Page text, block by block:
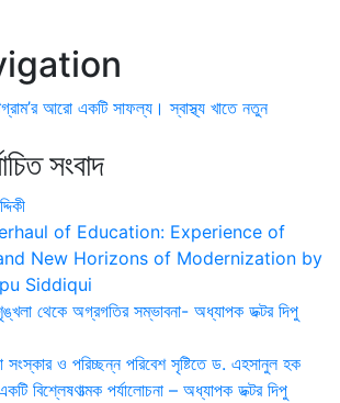
আরো একটি সাফল্য। স্বাস্থ্য খাতে নতুন
সংবাদ
of Education: Experience of
New Horizons of Modernization by
Siddiqui
থেকে অগ্রগতির সম্ভাবনা- অধ্যাপক ডক্টর দিপু
সংস্কার ও পরিচ্ছন্ন পরিবেশ সৃষ্টিতে ড. এহসানুল হক
বিশ্লেষণাত্মক পর্যালোচনা – অধ্যাপক ডক্টর দিপু